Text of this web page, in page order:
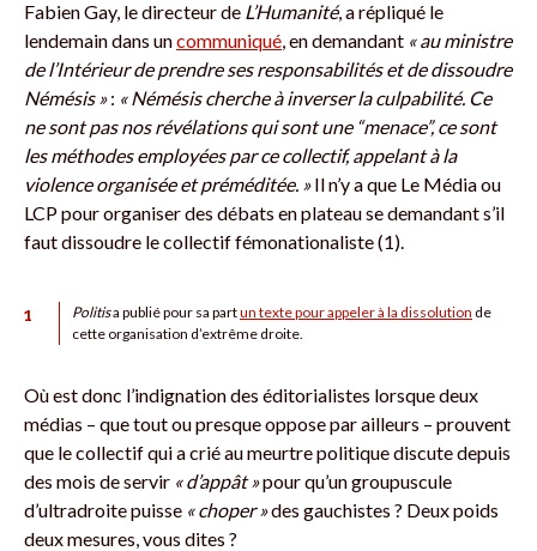
Fabien Gay, le directeur de L’Humanité, a répliqué le
lendemain dans uncommuniqué , en demandant « au ministre
de l’Intérieur de prendre ses responsabilités et de dissoudre
Némésis »: « Némésis cherche à inverser la culpabilité. Ce
ne sont pas nos révélations qui sont une “menace”, ce sont
les méthodes employées par ce collectif, appelant à la
violence organisée et préméditée. »Il n’y a que Le Média ou
LCP pour organiser des débats en plateau se demandant s’il
faut dissoudre le collectif fémonationaliste (1).
1 Politisa publié pour sa partun texte pour appeler à la dissolution de
cette organisation d’extrême droite.
Où est donc l’indignation des éditorialistes lorsque deux
médias – que tout ou presque oppose par ailleurs – prouvent
que le collectif qui a crié au meurtre politique discute depuis
des mois de servir « d’appât »pour qu’un groupuscule
d’ultradroite puisse « choper »des gauchistes ? Deux poids
deux mesures, vous dites ?